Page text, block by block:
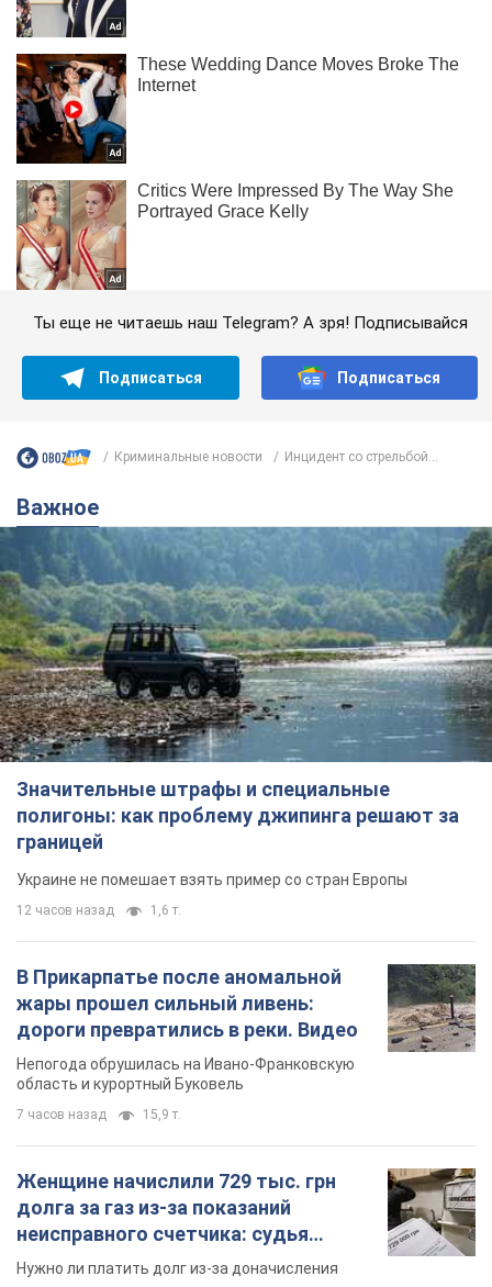
Ты еще не читаешь наш Telegram? А зря! Подписывайся
Подписаться Подписаться
Криминальные новости Инцидент со стрельбой...
Важное
Значительные штрафы и специальные
полигоны: как проблему джипинга решают за
границей
Украине не помешает взять пример со стран Европы
12 часов назад 1,6 т.
В Прикарпатье после аномальной
жары прошел сильный ливень:
дороги превратились в реки. Видео
Непогода обрушилась на Ивано-Франковскую
область и курортный Буковель
7 часов назад 15,9 т.
Женщине начислили 729 тыс. грн
долга за газ из-за показаний
неисправного счетчика: судья
вынес неожиданное решение
Нужно ли платить долг из-за доначисления